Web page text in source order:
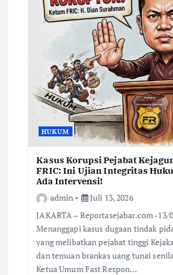
HUKUM
Kasus Korupsi Pejabat
FRIC: Ini Ujian Integritas
Ada Intervensi!
admin
Juli 13, 2026
JAKARTA – Reportasejabar.com -13/
Menanggapi kasus dugaan tindak
yang melibatkan pejabat tinggi
dan temuan brankas uang tunai
Ketua Umum Fast Respon…